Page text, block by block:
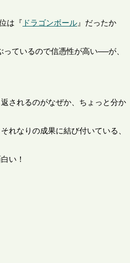
は『 ドラゴンボール 』だったか
ているので信憑性が高い──が、
されるのがなぜか、ちょっと分か
れなりの成果に結び付いている、
い！